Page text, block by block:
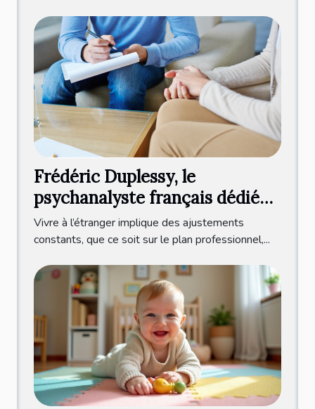
Frédéric Duplessy, le
psychanalyste français dédié
aux expatriés francophones
Vivre à l’étranger implique des ajustements
constants, que ce soit sur le plan professionnel,...